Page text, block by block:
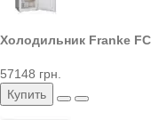
Холодильник Franke
57148 грн.
Купить